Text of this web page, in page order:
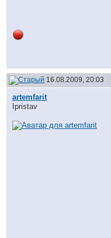
16.08.2009, 20:03
artemfarit
Ipristav